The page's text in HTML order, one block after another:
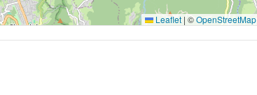
Leaflet | ©OpenStreetMap